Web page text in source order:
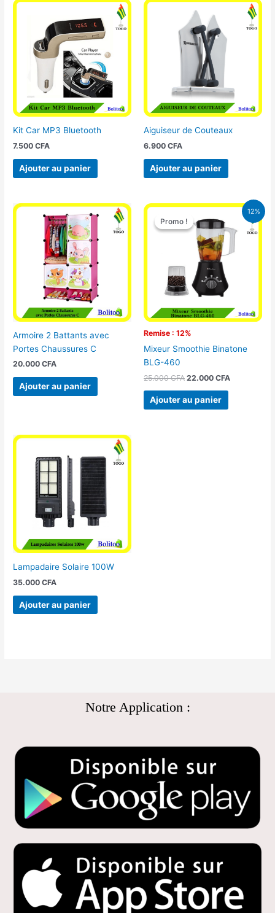
Kit Car MP3 Bluetooth
7.500CFA
Ajouter au panier
Aiguiseur de Couteaux
6.900 CFA
Ajouter au panier
Armoire 2 Battants avec
Portes Chaussures C
20.000CFA
Ajouter au panier
12%
Promo !
Remise : 12%
Promo !
Mixeur Smoothie Binatone
BLG-460
25.000CFA
Le
prix
initial
était :
25.000 CFA.
22.000 CFA
Le
prix
actuel
est :
Ajouter au panier
Lampadaire Solaire 100W
35.000CFA
Ajouter au panier
Notre Application :